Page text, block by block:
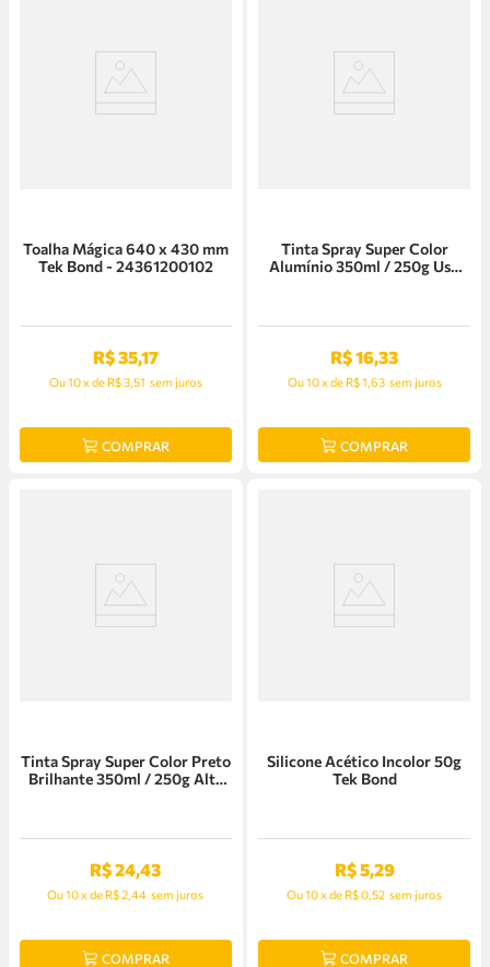
Toalha Mágica 640 x 430 mm
Tek Bond - 24361200102
R$35,17
Ou10xde R$ 3,51 sem juros
COMPRAR
Tinta Spray Super Color
Alumínio 350ml / 250g Uso
R$16,33
Ou10xde R$ 1,63 sem juros
COMPRAR
Tinta Spray Super Color Preto
Brilhante 350ml / 250g Alta
R$24,43
Ou10xde R$ 2,44 sem juros
COMPRAR
Silicone Acético Incolor 50g
Tek Bond
R$5,29
Ou10xde R$ 0,52 sem juros
COMPRAR